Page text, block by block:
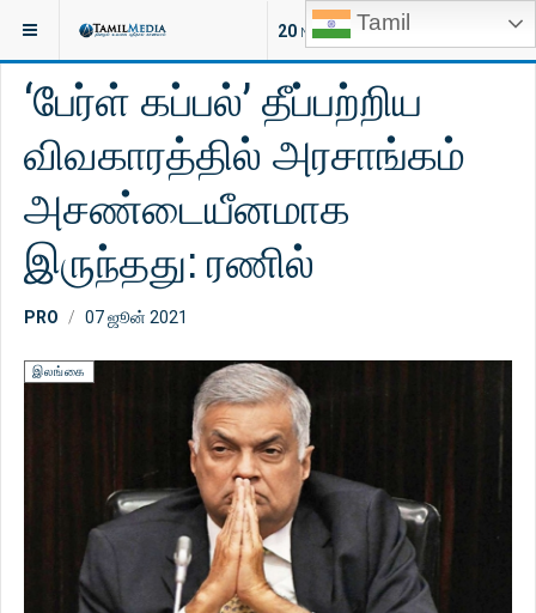
Tamil
20 NEW ARTICLES
இருக்குமிடம்: இலங்கை
‘பேர்ள் கப்பல்’ தீப்பற்றிய
விவகாரத்தில் அரசாங்கம்
அசண்டையீனமாக
இருந்தது: ரணில்
PRO 07 ஜூன் 2021
இலங்கை